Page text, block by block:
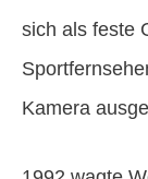
sich als feste
Kamera